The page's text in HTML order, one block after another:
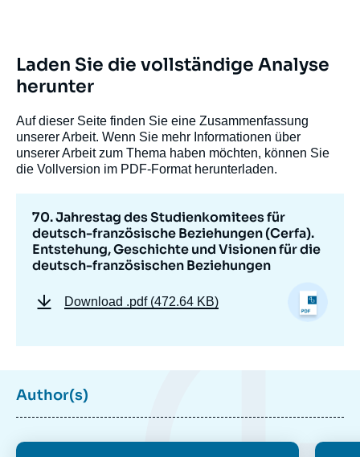
Laden Sie die vollständige Analyse
herunter
Auf dieser Seite finden Sie eine Zusammenfassung
unserer Arbeit. Wenn Sie mehr Informationen über
unserer Arbeit zum Thema haben möchten, können Sie
die Vollversion im PDF-Format herunterladen.
70. Jahrestag des Studienkomitees für
deutsch-französische Beziehungen (Cerfa).
Entstehung, Geschichte und Visionen für die
deutsch-französischen Beziehungen
Download .pdf (472.64 KB)
Author(s)